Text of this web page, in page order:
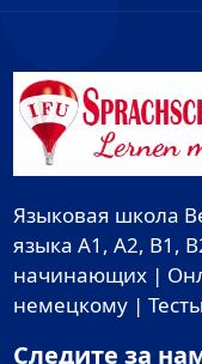
Языковая школа
языка A1, A2, B1,
начинающих |
немецкому |
Следите за